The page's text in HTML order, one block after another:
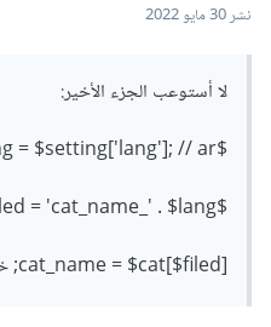
نشر30 مايو 2022
لا أستوعب الجزء الأخير:
$lang = $setting['lang']; // ar
$filed = 'cat_name_' . $lang;
cat_name = $cat[$filed]; خضار